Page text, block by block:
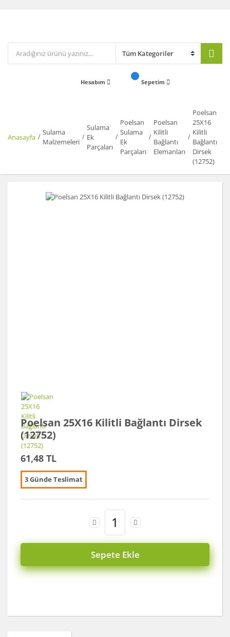
Hesabım Sepetim
Anasayfa
Sulama
Malzemeleri
Sulama
Ek
Parçaları
Poelsan
Sulama
Ek
Parçaları
Poelsan
Kilitli
Bağlantı
Elemanları
Poelsan
25X16
Kilitli
Bağlantı
Dirsek
(12752)
Poelsan 25X16 Kilitli Bağlantı Dirsek
(12752)
61,48 TL
3 Günde Teslimat
Sepete Ekle